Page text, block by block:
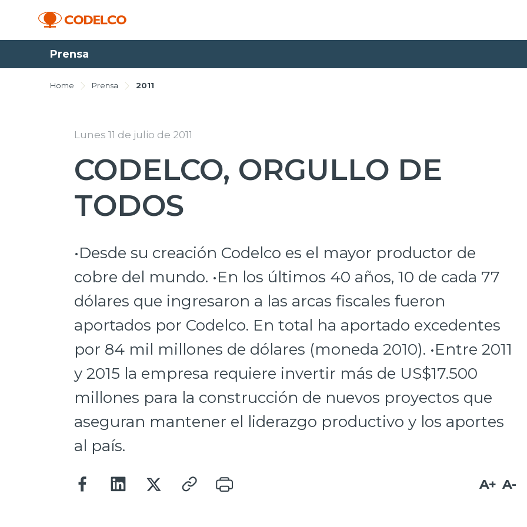
Prensa
Home Prensa 2011
Lunes 11 de julio de 2011
CODELCO, ORGULLO DE
TODOS
•Desde su creación Codelco es el mayor productor de
cobre del mundo. •En los últimos 40 años, 10 de cada 77
dólares que ingresaron a las arcas fiscales fueron
aportados por Codelco. En total ha aportado excedentes
por 84 mil millones de dólares (moneda 2010). •Entre 2011
y 2015 la empresa requiere invertir más de US$17.500
millones para la construcción de nuevos proyectos que
aseguran mantener el liderazgo productivo y los aportes
al país.
A+ A-